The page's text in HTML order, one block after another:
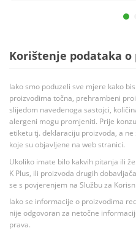
Korištenje podataka o
Iako smo poduzeli sve mjere kako
proizvodima točna, prehrambeni
slijedom navedenoga sastojci,
alergeni mogu promjeniti. Prije
etiketu tj. deklaraciju proizvoda, a
koje su objavljene na web stranici.
Ukoliko imate bilo kakvih pitanja ili
K Plus, ili proizvoda drugih
se s povjerenjem na Službu za
Iako se informacije o proizvodima
nije odgovoran za netočne
prava.